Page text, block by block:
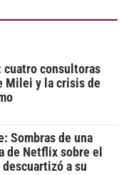
cuatro consultoras
Milei y la crisis de
Sombras de una
de Netflix sobre el
a su